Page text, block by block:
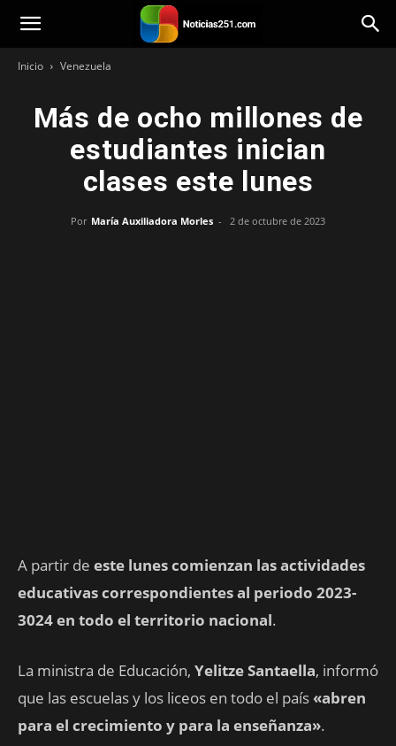
Noticias251
Inicio Venezuela
Más de ocho millones de
estudiantes inician
clases este lunes
Por María Auxiliadora Morles - 2 de octubre de 2023
A partir de este lunes comienzan las actividades
educativas correspondientes al periodo 2023-
3024 en todo el territorio nacional.
La ministra de Educación, Yelitze Santaella, informó
que las escuelas y los liceos en todo el país «abren
para el crecimiento y para la enseñanza».